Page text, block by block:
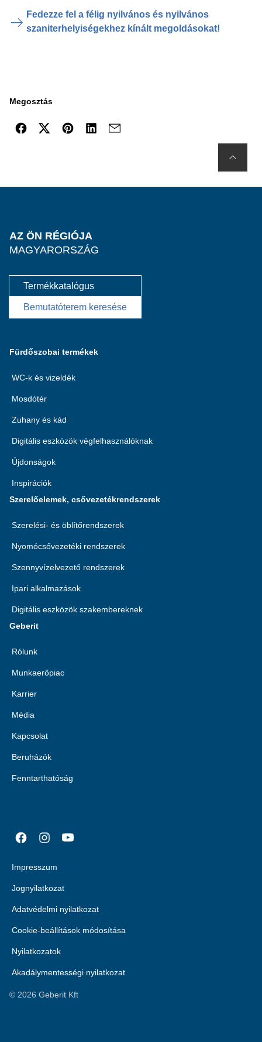
Fedezze fel a félig nyilvános és nyilvános
szaniterhelyiségekhez kínált megoldásokat!
Megosztás
AZ ÖN RÉGIÓJA
MAGYARORSZÁG
Termékkatalógus
Bemutatóterem keresése
Fürdőszobai termékek
WC-k és vizeldék
Mosdótér
Zuhany és kád
Digitális eszközök végfelhasználóknak
Újdonságok
Inspirációk
Szerelőelemek, csővezetékrendszerek
Szerelési- és öblítőrendszerek
Nyomócsővezetéki rendszerek
Szennyvízelvezető rendszerek
Ipari alkalmazások
Digitális eszközök szakembereknek
Geberit
Rólunk
Munkaerőpiac
Karrier
Média
Kapcsolat
Beruházók
Fenntarthatóság
Impresszum
Jognyilatkozat
Adatvédelmi nyilatkozat
Cookie-beállítások módosítása
Nyilatkozatok
Akadálymentességi nyilatkozat
© 2026 Geberit Kft